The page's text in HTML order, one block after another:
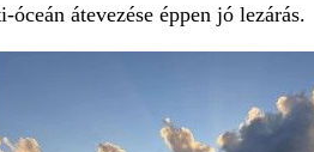
óceán átevezése éppen jó lezárás.